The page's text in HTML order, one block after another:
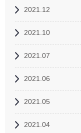
2021.12
2021.10
2021.07
2021.06
2021.05
2021.04